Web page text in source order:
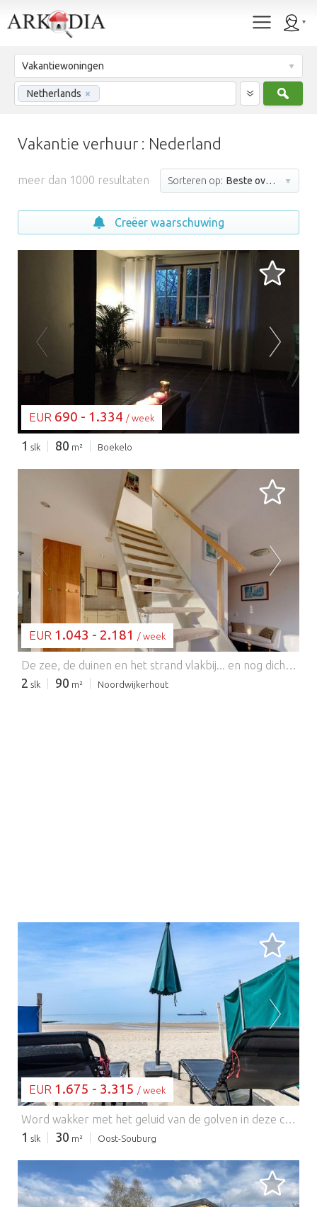
Vakantiewoningen
Netherlands ×
Vakantie verhuur : Nederland
meer dan 1000 resultaten Sorteren op: Beste overeenkomst
Creëer waarschuwing
BEZIG MET LADEN...
EUR 690 - 1.334 / week
1 slk 80 m² Boekelo
BEZIG MET LADEN...
EUR 1.043 - 2.181 / week
De zee, de duinen en het strand vlakbij... en nog dichter bij een recreatiemeer en een park met voorzieningen voor jong en oud. Een ideale plek voor een vakantie, en in het voorjaar woont u ook nog eens tussen de kleurrijke bloembollenvelden. Dit vakantiehuis biedt u alles wat u nodig heeft voor een verblijf voor maximaal vijf personen. De inrichting is efficiënt en compleet en biedt diverse prettige extra's. Zo beschikt u over twee badkamers en twee slaapkamers, van beiden een beneden en een op de eerste verdieping. Verder biedt het huis u volop privacy in de afgesloten zonnige tuin. Op het park is een winkel voor de eerste boodschappen, twee restaurants, fietsenverhuur en een tennisbaan (tegen betaling) en veel speelmogelijkheden voor kinderen. Bij het meer kunt u zwemmen of een bootje huren. Binnen tien minuten staat u met uw voeten in de branding van de Noordzee of wandelt u door het uitgestrekte duingebied. Ook interessante steden als Haarlem, Leiden, Amsterdam en Den Haag zijn snel en gemakkelijk te bereiken.
2 slk 90 m² Noordwijkerhout
BEZIG MET LADEN...
EUR 1.675 - 3.315 / week
Word wakker met het geluid van de golven in deze charmante strandhut, direct aan het strand van Dishoek. Genesteld tussen de zee en de rustige duinen, biedt de hut een ononderbroken uitzicht op de kust, directe toegang tot het zandstrand en een ontspannen sfeer, perfect voor stellen, gezinnen en huisdierbezitters. Strandpaviljoens, schilderachtige wandelpaden en een supermarkt liggen allemaal op loopafstand, waardoor het de ideale uitvalsbasis is voor een onvergetelijke vakantie in Zeeuw. Deze gezellige Zeeuwse hut van 30 m² biedt plaats aan maximaal vier gasten en een baby. De lichte woonkamer is voorzien van comfortabele zitgelegenheid, een eethoek en een volledig uitgeruste keuken met een gasfornuis, oven, koelkast, vriezer, broodrooster, waterkoker, filterkoffiezetapparaat en Nespresso-machine. Twee aparte slaapzolders zorgen voor privacy, terwijl de badkamer een douche, wastafel en toilet heeft. Buiten kunt u genieten van twee gemeubileerde terrassen – één met uitzicht op de zee en het scheepvaartkanaal, de andere op de rustige duinen. Elektrische verwarming zorgt het hele jaar door voor comfort, er is een eigen parkeerplaats inbegrepen en maximaal twee huisdieren zijn welkom. Houd er rekening mee dat de hut geen tv of vaste wifi heeft. Loop zo het strand van Dishoek op of geniet van een maaltijd in een van de nabijgelegen strandpaviljoens. Verken de schilderachtige duinpaden naar Zoutelande (4 km) en Vlissingen (6 km), bezoek het Westduinbos (3 km), natuurreservaat Nollebos (6 km), het Maritiem Museum Het Arsenaal (7 km), jachthaven Michiel de Ruyter (7 km), of ontdek de historische straatjes, grachten en winkels van Middelburg (12 km). Of u nu houdt van wandelen, fietsen, vogels kijken of gewoon ontspannen aan zee, deze strandhut is de perfecte plek voor een heerlijke vakantie aan zee.
1 slk 30 m² Oost-Souburg